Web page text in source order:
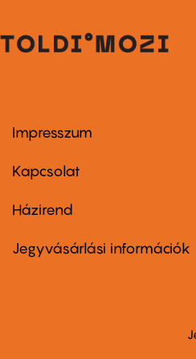
Footer
first
Impresszum
Kapcsolat
Footer
second
Házirend
Jegyvásárlási információk